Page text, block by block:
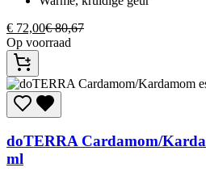
€ 72,00€80,67
Op voorraad
doTERRA Cardamom/
ml